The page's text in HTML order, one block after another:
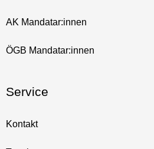
AK Mandatar:innen
ÖGB Mandatar:innen
Service
Kontakt